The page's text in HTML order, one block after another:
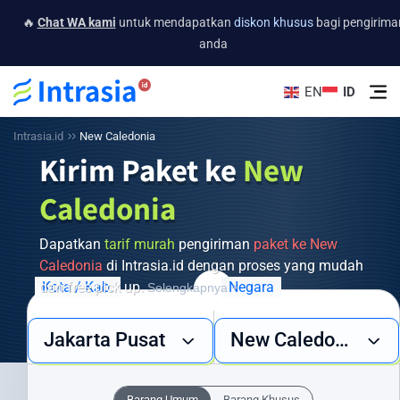
🔥 Chat WA kami untuk mendapatkan diskon khususbagi
anda
EN ID
Intrasia.id New Caledonia
Kirim Paket ke New
Caledonia
Dapatkan tarif murah pengiriman paket ke New
Caledonia di Intrasia.id dengan proses yang mudah
dan free pick up.Selengkapnya +
Butuh layanan pengiriman barang ke New Caledonia yang cepat,
aman, dan ekonomis? Intrasia.id hadir sebagai solusi terpercaya
jaringan global yang luas dan pengalaman bertahun-tahun, kami
Kota / Kab.
Jakarta Pusat
Negara
New Caledonia